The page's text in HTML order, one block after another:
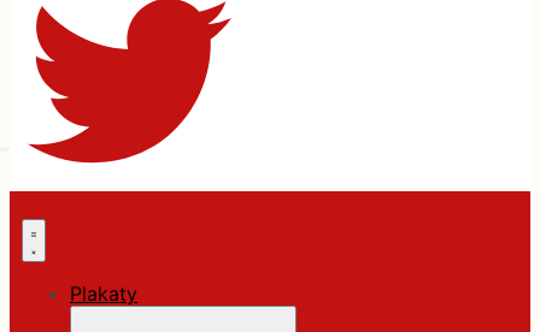
Plakaty